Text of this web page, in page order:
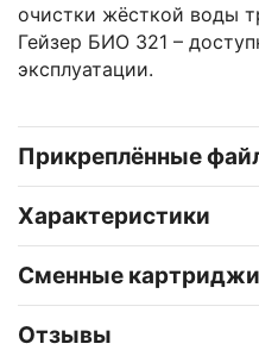
очистки жёсткой воды
Гейзер БИО 321 –
эксплуатации.
Прикреплённые
Характеристики
Сменные картриджи
Отзывы